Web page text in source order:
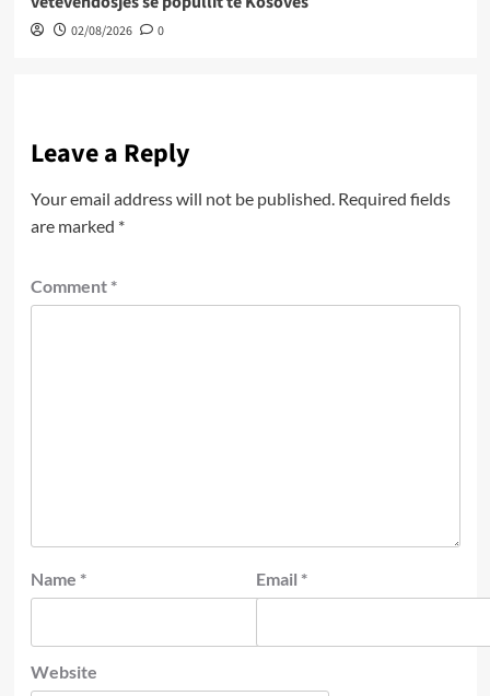
02/08/2026 0
Leave a Reply
Your email address will not be published. Required fields
are marked *
Comment *
Name * Email *
Website